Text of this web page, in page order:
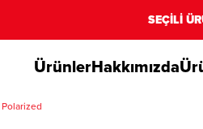
SEÇİLİ
ÜrünlerHakkımızda